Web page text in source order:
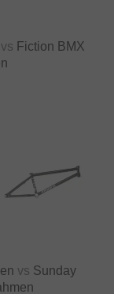
vs Fiction BMX
vs Sunday